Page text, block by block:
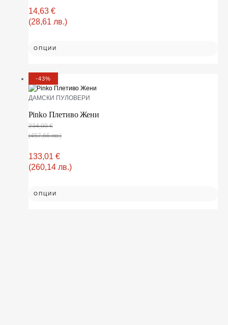
14,63 €
(28,61 лв.)
ОПЦИИ
-43%
ДАМСКИ ПУЛОВЕРИ
Pinko Плетиво Жени
234,00€
(457,66 лв.)
133,01 €
(260,14 лв.)
ОПЦИИ